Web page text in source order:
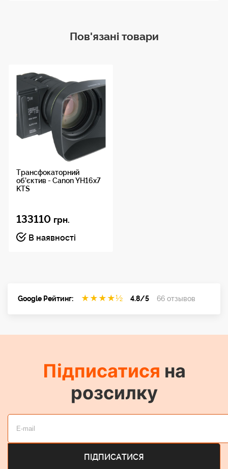
Пов'язані товари
Трансфокаторний
об’єктив - Canon YH16x7
KTS
133110 грн.
В наявності
Google Рейтинг: ★ ★ ★ ★½ 4.8/5 66 отзывов
Підписатися на
розсилку